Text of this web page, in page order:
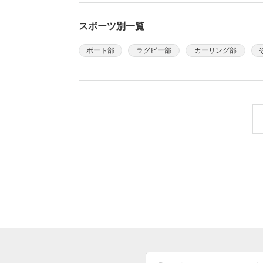
スポーツ別一覧
ボート部 ラグビー部 カーリング部